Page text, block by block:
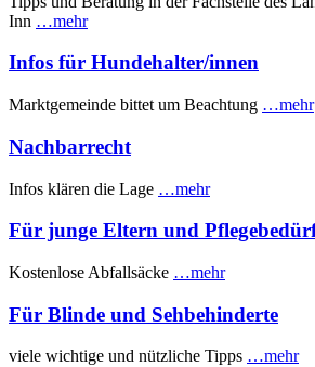
Inn …mehr
Infos für Hundehalter/innen
Marktgemeinde bittet um Beachtung …mehr
Nachbarrecht
Infos klären die Lage …mehr
Für junge Eltern und
Kostenlose Abfallsäcke …mehr
Für Blinde und Sehbehinderte
viele wichtige und nützliche Tipps …mehr